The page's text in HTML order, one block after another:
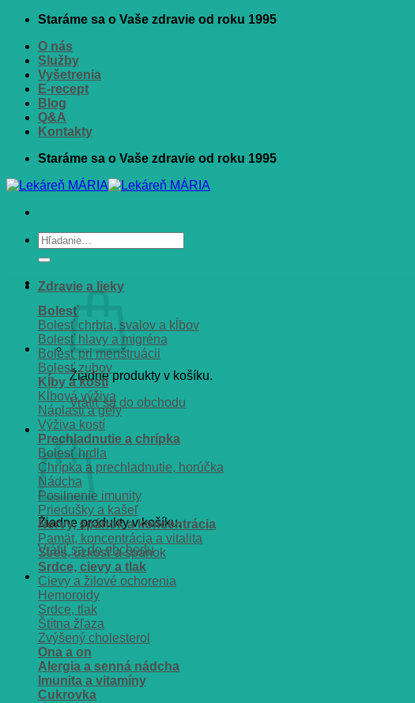
Skip
content
Staráme sa o Vaše zdravie od roku 1995
O nás
Služby
Vyšetrenia
E-recept
Blog
Q&A
Kontakty
Staráme sa o Vaše zdravie od roku 1995
Hľadať:
Žiadne produkty v košíku.
Vrátiť sa do obchodu
Košík
Žiadne produkty v košíku.
Vrátiť sa do obchodu
Zdravie a lieky
Bolesť
Bolesť chrbta, svalov a kĺbov
Bolesť hlavy a migréna
Bolesť pri menštruácii
Bolesť zubov
Kĺby a kosti
Kĺbová výživa
Náplasti a gély
Výživa kostí
Prechladnutie a chrípka
Bolesť hrdla
Chrípka a prechladnutie, horúčka
Nádcha
Posilnenie imunity
Priedušky a kašeľ
Nervy, spánok a koncentrácia
Pamät, koncentrácia a vitalita
Stres, úzkosť a spánok
Srdce, cievy a tlak
Cievy a žilové ochorenia
Hemoroidy
Srdce, tlak
Štítna žľaza
Zvýšený cholesterol
Ona a on
Alergia a senná nádcha
Imunita a vitamíny
Cukrovka